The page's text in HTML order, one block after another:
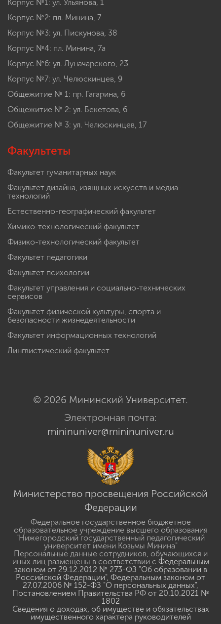
Корпус №1: ул. Ульянова, 1
Корпус №2: пл. Минина, 7
Корпус №3: ул. Пискунова, 38
Корпус №4: пл. Минина, 7а
Корпус №6: ул. Луначарского, 23
Корпус №7: ул. Челюскинцев, 9
Общежитие № 1: пр. Гагарина, 6
Общежитие № 2: ул. Бекетова, 6
Общежитие № 3: ул. Челюскинцев, 17
Факультеты
Факультет гуманитарных наук
Факультет дизайна, изящных искусств и медиа-
технологий
Естественно-географический факультет
Химико-технологический факультет
Физико-технологический факультет
Факультет педагогики
Факультет психологии
Факультет управления и социально-технических
сервисов
Факультет физической культуры, спорта и
безопасности жизнедеятельности
Факультет информационных технологий
Лингвистический факультет
© 2026 Мининский Университет.
Электронная почта:
mininuniver@mininuniver.ru
Министерство просвещения Российской
Федерации
Федеральное государственное бюджетное
образовательное учреждение высшего образования
"Нижегородский государственный педагогический
университет имени Козьмы Минина"
Персональные данные сотрудников, обучающихся и
иных лиц размещены в соответствии с Федеральным
законом от 29.12.2012 № 273-ФЗ "Об образовании в
Российской Федерации", Федеральным законом от
27.07.2006 № 152-ФЗ "О персональных данных",
Постановлением Правительства РФ от 20.10.2021 №
1802
Сведения о доходах, об имуществе и обязательствах
имущественного характера руководителей